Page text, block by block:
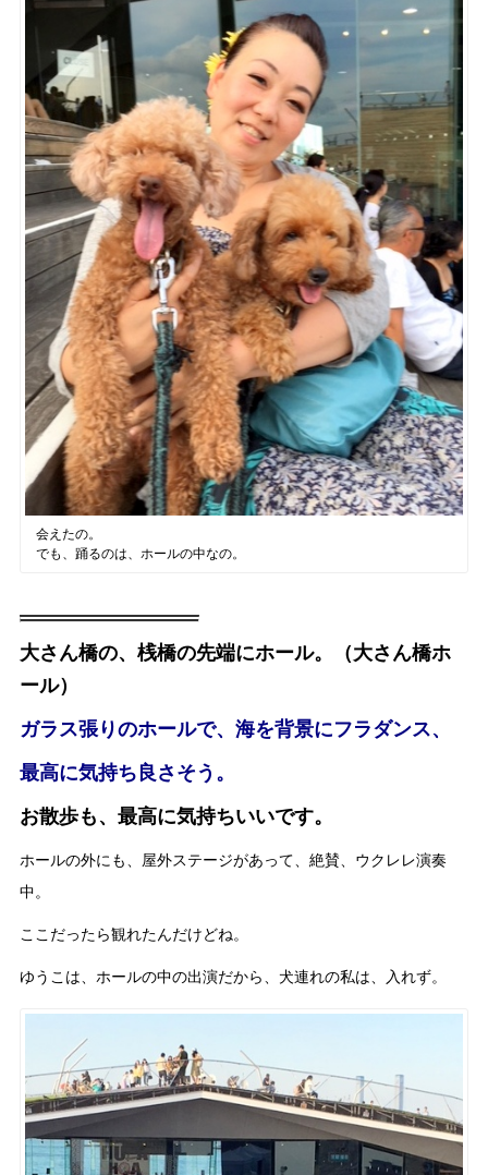
会えたの。
でも、踊るのは、ホールの中なの。
大さん橋の、桟橋の先端にホール。（大さん橋ホ
ール）
ガラス張りのホールで、海を背景にフラダンス、
最高に気持ち良さそう。
お散歩も、最高に気持ちいいです。
ホールの外にも、屋外ステージがあって、絶賛、ウクレレ演奏
中。
ここだったら観れたんだけどね。
ゆうこは、ホールの中の出演だから、犬連れの私は、入れず。